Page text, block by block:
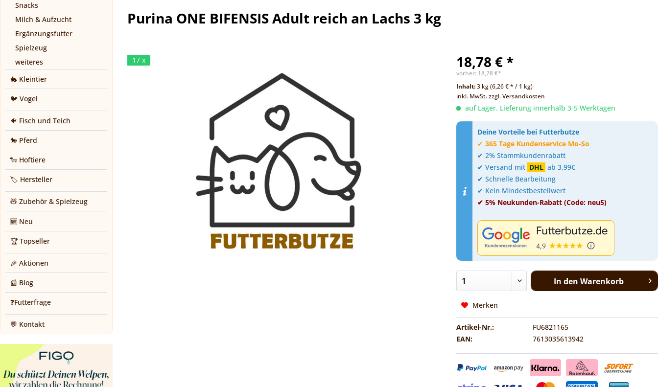
Snacks
Milch & Aufzucht
Ergänzungsfutter
Spielzeug
weiteres
🐇 Kleintier
🐦 Vogel
🐠 Fisch und Teich
🐎 Pferd
🐑 Hoftiere
🏷️ Hersteller
🧸 Zubehör & Spielzeug
🆕 Neu
🏆 Topseller
🎉 Aktionen
📰 Blog
❓Futterfrage
💬 Kontakt
Purina ONE BIFENSIS Adult reich an Lachs 3 kg
17 x 18,78 € *
vorher: 18,78 €*
Inhalt:3 kg (6,26 € * / 1 kg)
inkl. MwSt.zzgl. Versandkosten
auf Lager. Lieferung innerhalb 3-5 Werktagen
Deine Vorteile bei Futterbutze
✔365 Tage Kundenservice Mo-So
✔ 2% Stammkundenrabatt
✔ Versand mit DHL ab 3,99€
✔ Schnelle Bearbeitung
✔ Kein Mindestbestellwert
✔ 5% Neukunden-Rabatt (Code: neu5)
In den Warenkorb
Merken
Artikel-Nr.:
FU6821165
EAN:
7613035613942